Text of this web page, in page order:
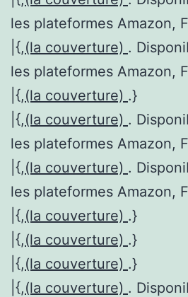
les plateformes Amazon,
|{,(la couverture) .
les plateformes Amazon,
|{,(la couverture) .}
|{,(la couverture) .
les plateformes Amazon,
|{,(la couverture) .
les plateformes Amazon,
|{,(la couverture) .}
|{,(la couverture) .}
|{,(la couverture) .}
|{,(la couverture) .